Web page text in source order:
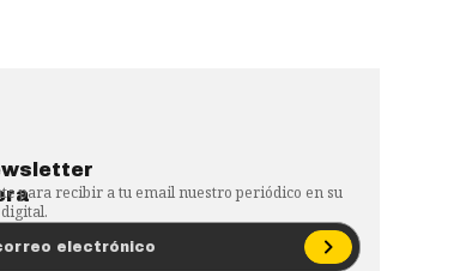
para recibir a tu email nuestro periódico en su